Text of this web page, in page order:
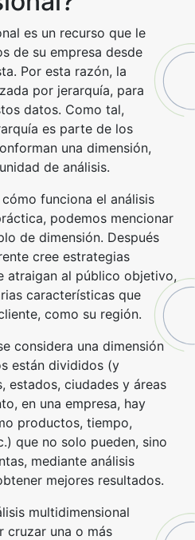
es un recurso que le
de su empresa desde
Por esta razón, la
por jerarquía, para
datos. Como tal,
es parte de los
una dimensión,
de análisis.
funciona el análisis
podemos mencionar
de dimensión. Después
cree estrategias
atraigan al público objetivo,
características que
como su región.
considera una dimensión
están divididos (y
estados, ciudades y áreas
en una empresa, hay
productos, tiempo,
que no solo pueden, sino
mediante análisis
mejores resultados.
multidimensional
cruzar una o más